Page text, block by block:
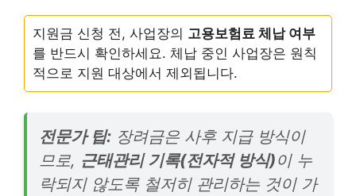
지원금 신청 전, 사업장의 고용보험료 체납 여부
를 반드시 확인하세요. 체납 중인 사업장은 원칙
적으로 지원 대상에서 제외됩니다.
전문가 팁: 장려금은 사후 지급 방식이
므로, 근태관리 기록(전자적 방식)이 누
락되지 않도록 철저히 관리하는 것이 가